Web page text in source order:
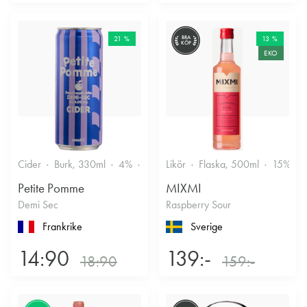
21 %
Cider Burk, 330ml 4% Torr/halvtorr
Petite Pomme
Demi Sec
Frankrike
14:90 18:90
BRA
KÖP
13 %
EKO
Likör Flaska, 500ml 15%
MIXMI
Raspberry Sour
Sverige
139:- 159:-